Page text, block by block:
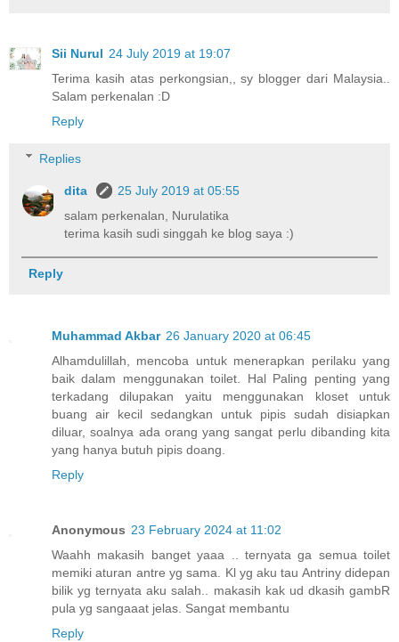
Sii Nurul 24 July 2019 at 19:07
Terima kasih atas perkongsian,, sy blogger dari Malaysia..
Salam perkenalan :D
Reply
Replies
dita
25 July 2019 at 05:55
salam perkenalan, Nurulatika
terima kasih sudi singgah ke blog saya :)
Reply
Muhammad Akbar 26 January 2020 at 06:45
Alhamdulillah, mencoba untuk menerapkan perilaku yang
baik dalam menggunakan toilet. Hal Paling penting yang
terkadang dilupakan yaitu menggunakan kloset untuk
buang air kecil sedangkan untuk pipis sudah disiapkan
diluar, soalnya ada orang yang sangat perlu dibanding kita
yang hanya butuh pipis doang.
Reply
Anonymous 23 February 2024 at 11:02
Waahh makasih banget yaaa .. ternyata ga semua toilet
memiki aturan antre yg sama. Kl yg aku tau Antriny didepan
bilik yg ternyata aku salah.. makasih kak ud dkasih gambR
pula yg sangaaat jelas. Sangat membantu
Reply